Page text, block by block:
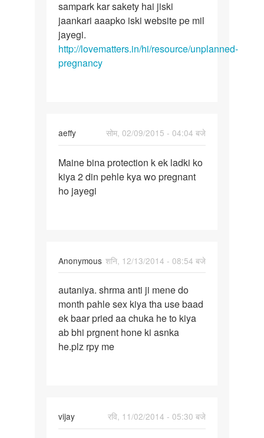
ko
by
Krish
sampark kar sakety hai jiski
jaankari aaapko iski website pe mil
jayegi.
http://lovematters.in/hi/resource/unplanned-
pregnancy
aeffy
सोम, 02/09/2015 - 04:04 बजे
In
reply
to
Toh
unhoney
Maine
bina
protection
Maine bina protection k ek ladki ko
kiya 2 din pehle kya wo pregnant
ho jayegi
Anonymous शनि, 12/13/2014 - 08:54 बजे
autaniya.
shrma
anti
ji
mene
autaniya. shrma anti ji mene do
month pahle sex kiya tha use baad
ek baar pried aa chuka he to kiya
ab bhi prgnent hone ki asnka
he.plz rpy me
vijay
रवि, 11/02/2014 - 05:30 बजे